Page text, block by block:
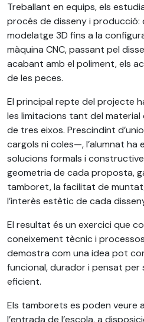
Treballant en equips, els
procés de disseny i producció:
modelatge 3D fins a la
màquina CNC, passant pel
acabant amb el poliment, els
de les peces.
El principal repte del projecte
les limitacions tant del material
de tres eixos. Prescindint
cargols ni coles—, l’alumnat ha
solucions formals i
geometria de cada proposta,
tamboret, la facilitat de
l’interès estètic de cada
El resultat és un exercici que
coneixement tècnic i
demostra com una idea pot
funcional, durador i pensat
eficient.
Els tamborets es poden veure
l’entrada de l’escola, a